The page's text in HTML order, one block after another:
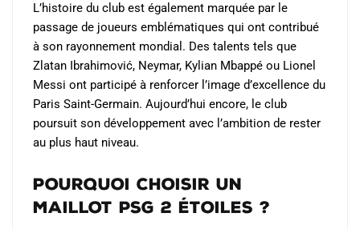
L’histoire du club est également marquée par le
passage de joueurs emblématiques qui ont contribué
à son rayonnement mondial. Des talents tels que
Zlatan Ibrahimović, Neymar, Kylian Mbappé ou Lionel
Messi ont participé à renforcer l’image d’excellence du
Paris Saint-Germain. Aujourd’hui encore, le club
poursuit son développement avec l’ambition de rester
au plus haut niveau.
Pourquoi choisir un
maillot PSG 2 étoiles ?